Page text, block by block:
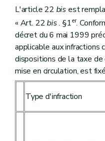
L'article 22 bis est
« Art. 22bis. §1er.
décret du 6 mai 1999
applicable aux infractions
dispositions de la taxe
mise en circulation, est
Type d'infraction